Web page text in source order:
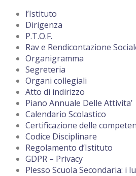
l’Istituto
Dirigenza
P.T.O.F.
Rav e Rendicontazione
Organigramma
Segreteria
Organi collegiali
Atto di indirizzo
Piano Annuale Delle Attivita’
Calendario Scolastico
Certificazione delle
Codice Disciplinare
Regolamento d’Istituto
GDPR – Privacy
Plesso Scuola Secondaria: i